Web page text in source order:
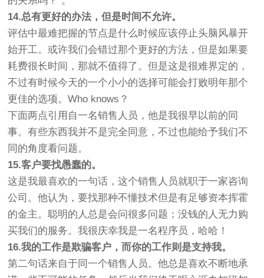
14.总有更好的办法，但是时间不允许。
评估中最难把握的节点是什么时候应该停止头脑风暴开
始开工。或许我们会错过那个更好的方法，但是如果要
耗费很长时间，那就不值得了。但是这是很难界定的，
不过有时候今天的一个小小的选择可能会打败明年那个
更佳的选项。Who knows？
下面两点引用自一名销售人员，他是我很早以前的同
事。有些东西我并不是完全同意，不过也能给予我们不
同的角度看问题。
15.客户要找愚蠢的。
这是我最喜欢的一句话，这个销售人员就职于一家咨询
公司。他认为，要找那种不懂技术但是有足够资本挥霍
的金主。聪明的人总是会问很多问题；没钱的人无力购
买我们的服务。我很庆幸我是一名程序员，哈哈！
16.我的工作是欺骗客户，而你的工作则是支持我。
第二句话来自于同一个销售人员。他总是喜欢不断地承